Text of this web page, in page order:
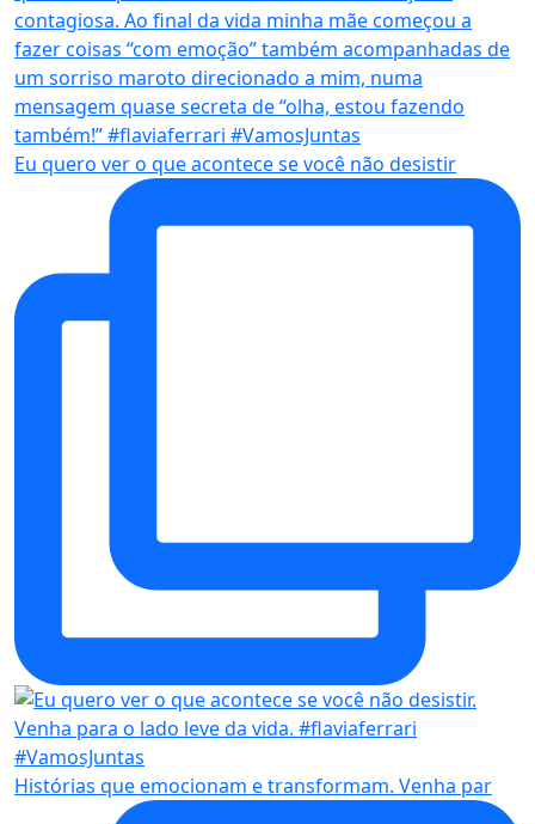
Eu quero ver o que acontece se você não desistir
Histórias que emocionam e transformam. Venha par